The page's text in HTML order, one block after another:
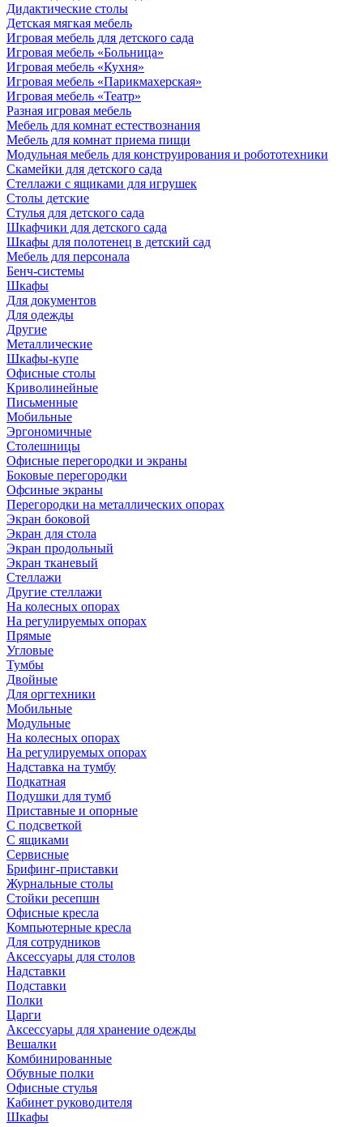
Дидактические столы
Детская мягкая мебель
Игровая мебель для детского сада
Игровая мебель «Больница»
Игровая мебель «Кухня»
Игровая мебель «Парикмахерская»
Игровая мебель «Театр»
Разная игровая мебель
Мебель для комнат естествознания
Мебель для комнат приема пищи
Модульная мебель для конструирования и робототехники
Скамейки для детского сада
Стеллажи с ящиками для игрушек
Столы детские
Стулья для детского сада
Шкафчики для детского сада
Шкафы для полотенец в детский сад
Мебель для персонала
Бенч-системы
Шкафы
Для документов
Для одежды
Другие
Металлические
Шкафы-купе
Офисные столы
Криволинейные
Письменные
Мобильные
Эргономичные
Столешницы
Офисные перегородки и экраны
Боковые перегородки
Офсиные экраны
Перегородки на металлических опорах
Экран боковой
Экран для стола
Экран продольный
Экран тканевый
Стеллажи
Другие стеллажи
На колесных опорах
На регулируемых опорах
Прямые
Угловые
Тумбы
Двойные
Для оргтехники
Мобильные
Модульные
На колесных опорах
На регулируемых опорах
Надставка на тумбу
Подкатная
Подушки для тумб
Приставные и опорные
С подсветкой
С ящиками
Сервисные
Брифинг-приставки
Журнальные столы
Стойки ресепшн
Офисные кресла
Компьютерные кресла
Для сотрудников
Аксессуары для столов
Надставки
Подставки
Полки
Царги
Аксессуары для хранение одежды
Вешалки
Комбинированные
Обувные полки
Офисные стулья
Кабинет руководителя
Шкафы